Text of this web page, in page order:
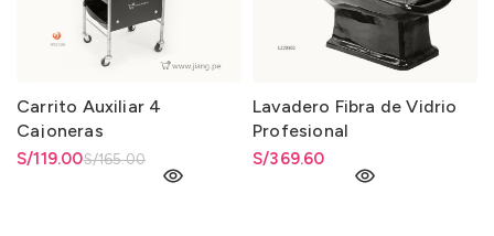
Carrito Auxiliar 4
Cajoneras
S/165.00
El precio original era:
S/119.00
El precio actual es: S/119.00.
Lavadero Fibra de Vidrio
Profesional
S/369.60